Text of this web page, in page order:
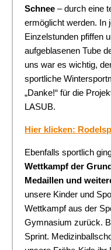
Schnee – durch eine
ermöglicht werden. In
Einzelstunden pfiffen
aufgeblasenen Tube
uns war es wichtig,
sportliche
„Danke!“ für die
LASUB.
Hier klicken:
Ebenfalls sportlich
Wettkampf der
Medaillen und
unsere Kinder und
Wettkampf aus der
Gymnasium zurück.
Sprint.